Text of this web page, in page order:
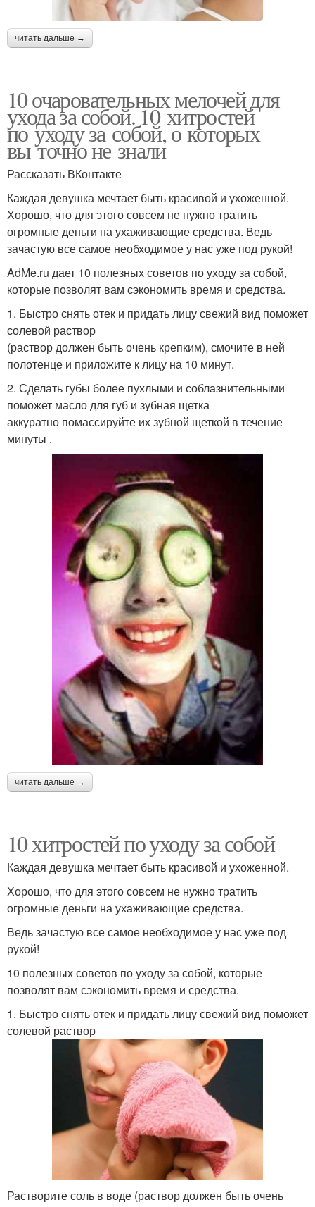
читать дальше →
10 очаровательных мелочей для
ухода за собой. 10 хитростей
по уходу за собой, о которых
вы точно не знали
Рассказать ВКонтакте
Каждая девушка мечтает быть красивой и ухоженной.
Хорошо, что для этого совсем не нужно тратить
огромные деньги на ухаживающие средства. Ведь
зачастую все самое необходимое у нас уже под рукой!
AdMe.ru дает 10 полезных советов по уходу за собой,
которые позволят вам сэкономить время и средства.
1. Быстро снять отек и придать лицу свежий вид поможет
солевой раствор
(раствор должен быть очень крепким), смочите в ней
полотенце и приложите к лицу на 10 минут.
2. Сделать губы более пухлыми и соблазнительными
поможет масло для губ и зубная щетка
аккуратно помассируйте их зубной щеткой в течение
минуты .
читать дальше →
10 хитростей по уходу за собой
Каждая девушка мечтает быть красивой и ухоженной.
Хорошо, что для этого совсем не нужно тратить
огромные деньги на ухаживающие средства.
Ведь зачастую все самое необходимое у нас уже под
рукой!
10 полезных советов по уходу за собой, которые
позволят вам сэкономить время и средства.
1. Быстро снять отек и придать лицу свежий вид поможет
солевой раствор
Растворите соль в воде (раствор должен быть очень